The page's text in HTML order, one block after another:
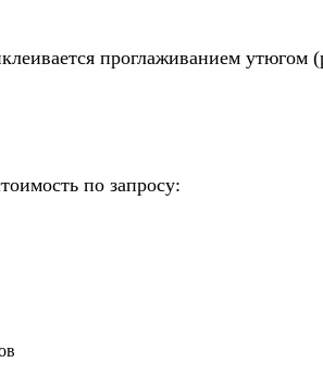
проглаживанием утюгом
по запросу: